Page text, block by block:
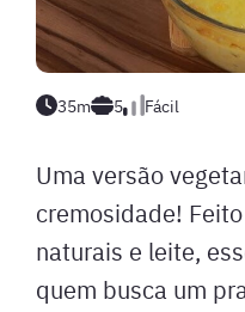
35m 5 Fácil
Uma versão
cremosidade!
naturais e leite,
quem busca um